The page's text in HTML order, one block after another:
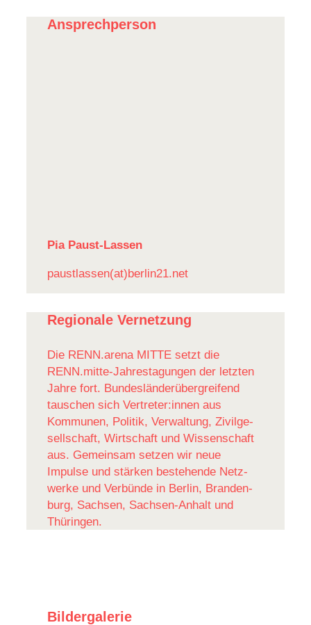
Ansprechperson
Pia Paust-Lassen
paustlassen(at)berlin21.net
Regionale Vernetzung
Die RENN.arena MITTE setzt die
RENN.mitte-Jahrestagungen der letzten
Jahre fort. Bundes­län­der­über­grei­fend
tauschen sich Vertreter:innen aus
Kommunen, Politik, Verwal­tung, Zivil­ge­
sell­schaft, Wirt­schaft und Wissen­schaft
aus. Gemeinsam setzen wir neue
Impulse und stärken bestehende Netz­
werke und Verbünde in Berlin, Bran­den­
burg, Sachsen, Sachsen-Anhalt und
Thüringen.
Bildergalerie